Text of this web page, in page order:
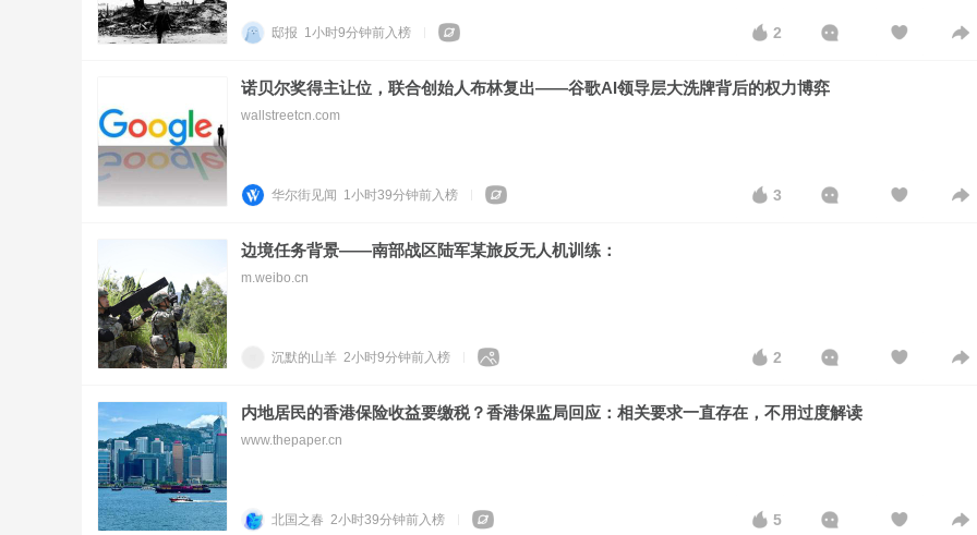
邸报 1小时9分钟前入榜 2
诺贝尔奖得主让位，联合创始人布林复出——谷歌AI领导层大洗牌背后的权力博弈
wallstreetcn.com
华尔街见闻 1小时39分钟前入榜 3
边境任务背景——南部战区陆军某旅反无人机训练：
m.weibo.cn
沉默的山羊 2小时9分钟前入榜 2
内地居民的香港保险收益要缴税？香港保监局回应：相关要求一直存在，不用过度解读
www.thepaper.cn
北国之春 2小时39分钟前入榜 5